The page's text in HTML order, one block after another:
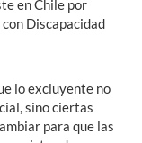
en Chile por
Discapacidad
lo excluyente no
sino ciertas
para que las